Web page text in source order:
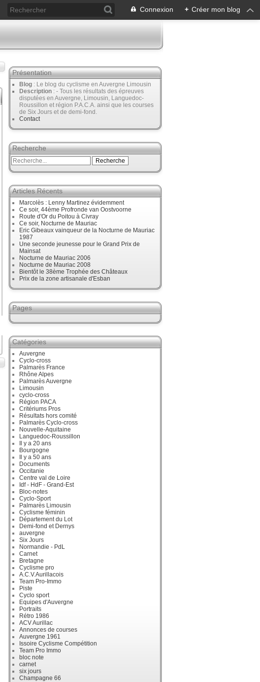
Connexion + Créer mon blog
Présentation
Blog : Le blog du cyclisme en Auvergne Limousin
Description : - Tous les résultats des épreuves
disputées en Auvergne, Limousin, Languedoc-
Roussillon et région P.A.C.A. ainsi que les courses
de Six Jours et de demi-fond.
Contact
Recherche
Articles Récents
Marcolès : Lenny Martinez évidemment
Ce soir, 44ème Profronde van Oostvoorne
Route d'Or du Poitou à Civray
Ce soir, Nocturne de Mauriac
Eric Gibeaux vainqueur de la Nocturne de Mauriac
1987
Une seconde jeunesse pour le Grand Prix de
Mainsat
Nocturne de Mauriac 2006
Nocturne de Mauriac 2008
Bientôt le 38ème Trophée des Châteaux
Prix de la zone artisanale d'Esban
Pages
Catégories
Auvergne
Cyclo-cross
Palmarès France
Rhône Alpes
Palmarès Auvergne
Limousin
cyclo-cross
Région PACA
Critériums Pros
Résultats hors comité
Palmarès Cyclo-cross
Nouvelle-Aquitaine
Languedoc-Roussillon
Il y a 20 ans
Bourgogne
Il y a 50 ans
Documents
Occitanie
Centre val de Loire
Idf - HdF - Grand-Est
Bloc-notes
Cyclo-Sport
Palmarès Limousin
Cyclisme féminin
Département du Lot
Demi-fond et Dernys
auvergne
Six Jours
Normandie - PdL
Carnet
Bretagne
Cyclisme pro
A.C.V.Aurillacois
Team Pro-Immo
Piste
Cyclo sport
Equipes d'Auvergne
Portraits
Rétro 1986
ACV Aurillac
Annonces de courses
Auvergne 1961
Issoire Cyclisme Compétition
Team Pro Immo
bloc note
carnet
six jours
Champagne 66